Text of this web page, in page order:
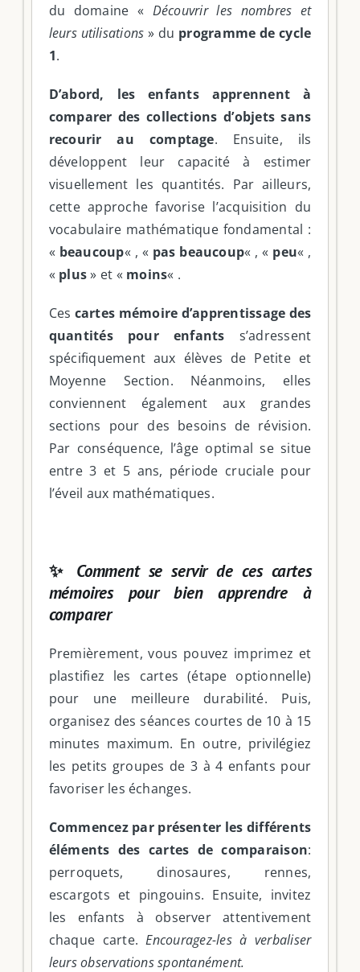
du domaine « Découvrir les nombres et
leurs utilisations » du programme de cycle
1.
D’abord, les enfants apprennent à
comparer des collections d’objets sans
recourir au comptage. Ensuite, ils
développent leur capacité à estimer
visuellement les quantités. Par ailleurs,
cette approche favorise l’acquisition du
vocabulaire mathématique fondamental :
« beaucoup« , « pas beaucoup« , « peu« ,
« plus» et « moins« .
Ces cartes mémoire d’apprentissage des
quantités pour enfants s’adressent
spécifiquement aux élèves de Petite et
Moyenne Section. Néanmoins, elles
conviennent également aux grandes
sections pour des besoins de révision.
Par conséquence, l’âge optimal se situe
entre 3 et 5 ans, période cruciale pour
l’éveil aux mathématiques.
✨ Comment se servir de ces cartes
mémoires pour bien apprendre à
comparer
Premièrement, vous pouvez imprimez et
plastifiez les cartes (étape optionnelle)
pour une meilleure durabilité. Puis,
organisez des séances courtes de 10 à 15
minutes maximum. En outre, privilégiez
les petits groupes de 3 à 4 enfants pour
favoriser les échanges.
Commencez par présenter les différents
éléments des cartes de comparaison:
perroquets, dinosaures, rennes,
escargots et pingouins. Ensuite, invitez
les enfants à observer attentivement
chaque carte.Encouragez-les à verbaliser
leurs observations spontanément.